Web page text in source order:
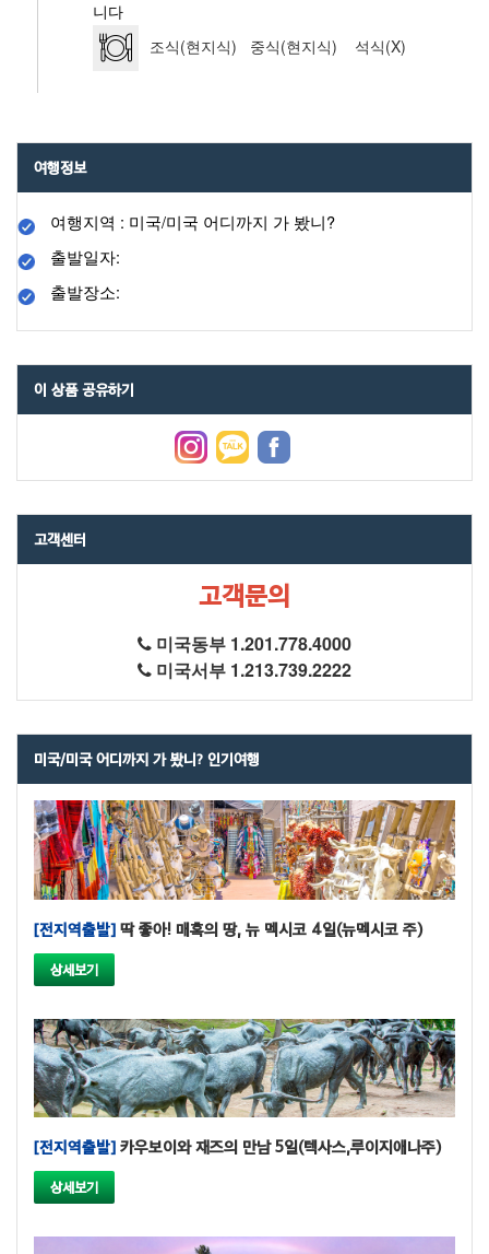
니다
조식(현지식) 중식(현지식) 석식(X)
여행정보
여행지역 : 미국/미국 어디까지 가 봤니?
출발일자:
출발장소:
이 상품 공유하기
고객센터
고객문의
미국동부 1.201.778.4000
미국서부 1.213.739.2222
미국/미국 어디까지 가 봤니? 인기여행
[전지역출발] 딱 좋아! 매혹의 땅, 뉴 멕시코 4일(뉴멕시코 주)
상세보기
[전지역출발] 카우보이와 재즈의 만남 5일(텍사스,루이지애나주)
상세보기